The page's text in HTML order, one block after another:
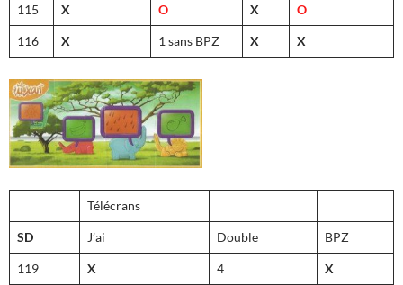
115 X O X O
116 X 1 sans BPZ X X
Télécrans
SD J’ai Double BPZ
119 X 4 X